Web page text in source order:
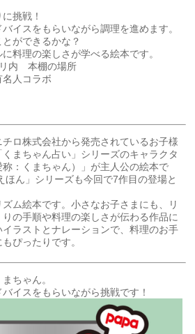
挑戦！
イスをもらいながら調理を進めます。
ができるかな？
料理の楽しさが学べる絵本です。
内 本棚の場所
人コラボ
ロ株式会社から発売されているお子様
まちゃん占い」シリーズのキャラクタ
：くまちゃん）」が主人公の絵本で
ほん」シリーズも今回で7作目の登場と
ム絵本です。小さなお子さまにも、リ
の手順や料理の楽しさが伝わる作品に
ラストとナレーションで、料理のお手
ぴったりです。
ちゃん。
イスをもらいながら挑戦です！